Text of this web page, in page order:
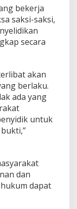
bekerja
saksi-saksi,
secara
akan
berlaku.
ada yang
untuk
dan
dapat